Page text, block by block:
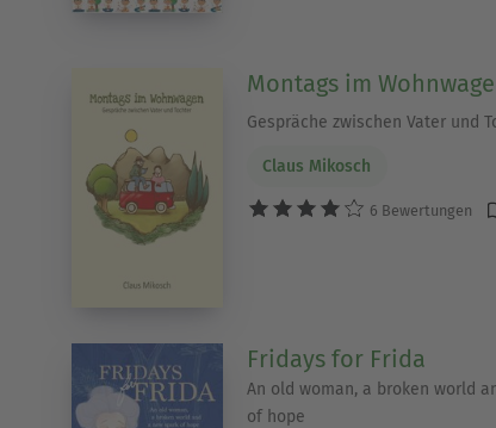
Montags im
Gespräche zwischen Vater und
Claus Mikosch
6 Bewertungen
Fridays for Frida
An old woman, a broken world
of hope